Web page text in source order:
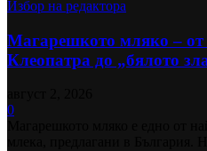
Избор на редактора
Магарешкото мляко – от
Клеопатра до „бялото
0